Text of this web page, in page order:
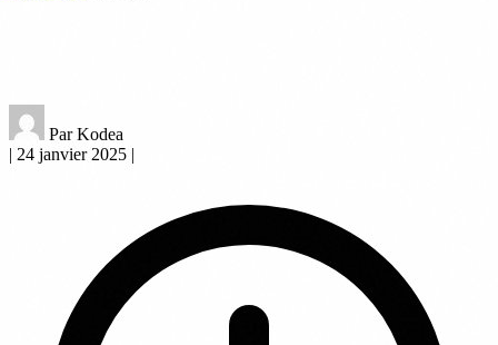
Par Kodea
| 24 janvier 2025 |